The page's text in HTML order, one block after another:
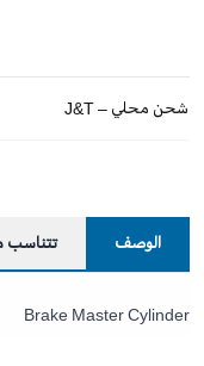
شحن محلي – J&T
الوصف تتناسب
Brake Master Cylinder